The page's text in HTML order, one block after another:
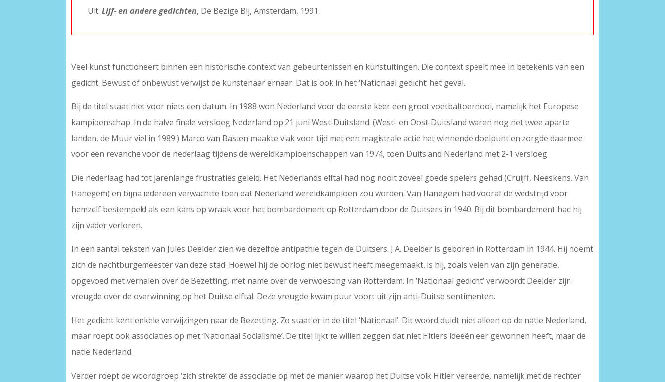
Uit:Lijf- en andere gedichten, De Bezige Bij, Amsterdam, 1991.
Veel kunst functioneert binnen een historische context van gebeurtenissen en kunstuitingen. Die context speelt mee in betekenis van een
gedicht. Bewust of onbewust verwijst de kunstenaar ernaar. Dat is ook in het ‘Nationaal gedicht’ het geval.
Bij de titel staat niet voor niets een datum. In 1988 won Nederland voor de eerste keer een groot voetbaltoernooi, namelijk het Europese
kampioenschap. In de halve finale versloeg Nederland op 21 juni West-Duitsland. (West- en Oost-Duitsland waren nog net twee aparte
landen, de Muur viel in 1989.) Marco van Basten maakte vlak voor tijd met een magistrale actie het winnende doelpunt en zorgde daarmee
voor een revanche voor de nederlaag tijdens de wereldkampioenschappen van 1974, toen Duitsland Nederland met 2-1 versloeg.
Die nederlaag had tot jarenlange frustraties geleid. Het Nederlands elftal had nog nooit zoveel goede spelers gehad (Cruijff, Neeskens, Van
Hanegem) en bijna iedereen verwachtte toen dat Nederland wereldkampioen zou worden. Van Hanegem had vooraf de wedstrijd voor
hemzelf bestempeld als een kans op wraak voor het bombardement op Rotterdam door de Duitsers in 1940. Bij dit bombardement had hij
zijn vader verloren.
In een aantal teksten van Jules Deelder zien we dezelfde antipathie tegen de Duitsers. J.A. Deelder is geboren in Rotterdam in 1944. Hij noemt
zich de nachtburgemeester van deze stad. Hoewel hij de oorlog niet bewust heeft meegemaakt, is hij, zoals velen van zijn generatie,
opgevoed met verhalen over de Bezetting, met name over de verwoesting van Rotterdam. In ‘Nationaal gedicht’ verwoordt Deelder zijn
vreugde over de overwinning op het Duitse elftal. Deze vreugde kwam puur voort uit zijn anti-Duitse sentimenten.
Het gedicht kent enkele verwijzingen naar de Bezetting. Zo staat er in de titel ‘Nationaal’. Dit woord duidt niet alleen op de natie Nederland,
maar roept ook associaties op met ‘Nationaal Socialisme’. De titel lijkt te willen zeggen dat niet Hitlers ideeënleer gewonnen heeft, maar de
natie Nederland.
Verder roept de woordgroep ‘zich strekte’ de associatie op met de manier waarop het Duitse volk Hitler vereerde, namelijk met de rechter